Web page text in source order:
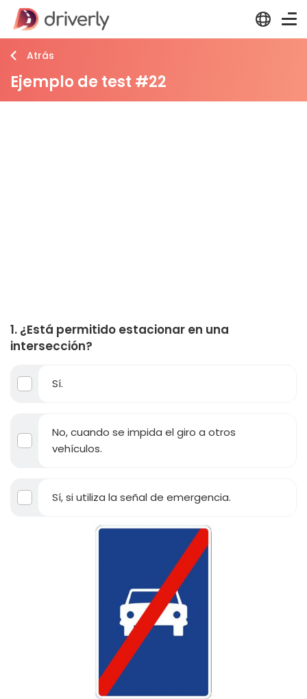
Atrás
Ejemplo de test #22
1. ¿Está permitido estacionar en una
intersección?
Sí.
No, cuando se impida el giro a otros
vehículos.
Sí, si utiliza la señal de emergencia.